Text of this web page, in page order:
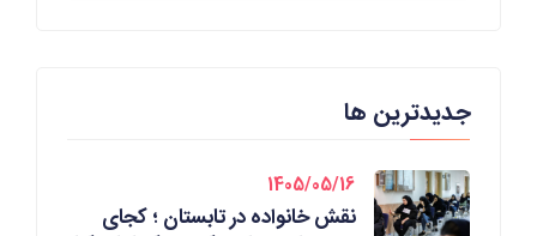
جدیدترین ها
1405/05/16
نقش خانواده در تابستان ؛ کجای